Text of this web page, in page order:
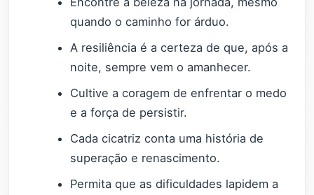
quando o caminho for árduo.
A resiliência é a certeza de que, após a
noite, sempre vem o amanhecer.
Cultive a coragem de enfrentar o medo
e a força de persistir.
Cada cicatriz conta uma história de
superação e renascimento.
Permita que as dificuldades lapidem a